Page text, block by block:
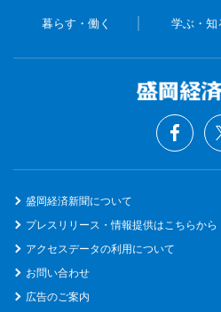
暮らす・働く 学ぶ・知
盛岡経済新聞について
プレスリリース・情報提供はこちらから
アクセスデータの利用について
お問い合わせ
広告のご案内